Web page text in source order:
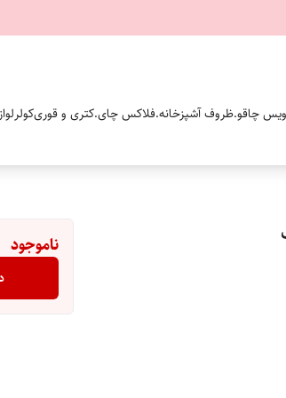
چاقو.ظروف آشپزخانه.فلاکس چای.کتری و قوریکولر
ناموجود